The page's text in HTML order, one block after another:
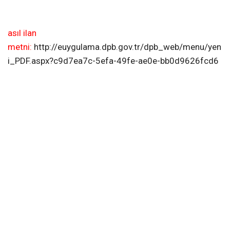
asıl ilan
metni: http://euygulama.dpb.gov.tr/dpb_web/menu/yen
i_PDF.aspx?c9d7ea7c-5efa-49fe-ae0e-bb0d9626fcd6